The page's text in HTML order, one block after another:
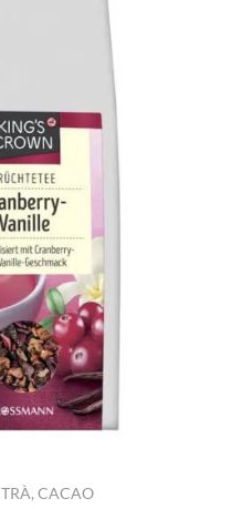
TRÀ, CACAO